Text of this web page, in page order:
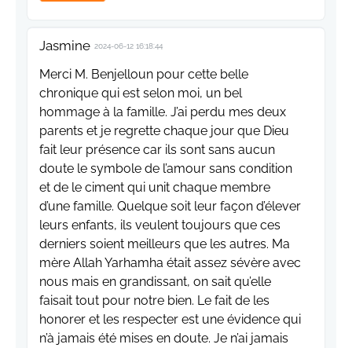
Jasmine 2024-06-12 16:18:44
Merci M. Benjelloun pour cette belle
chronique qui est selon moi, un bel
hommage à la famille. J’ai perdu mes deux
parents et je regrette chaque jour que Dieu
fait leur présence car ils sont sans aucun
doute le symbole de l’amour sans condition
et de le ciment qui unit chaque membre
d’une famille. Quelque soit leur façon d’élever
leurs enfants, ils veulent toujours que ces
derniers soient meilleurs que les autres. Ma
mère Allah Yarhamha était assez sévère avec
nous mais en grandissant, on sait qu’elle
faisait tout pour notre bien. Le fait de les
honorer et les respecter est une évidence qui
n’à jamais été mises en doute. Je n’ai jamais